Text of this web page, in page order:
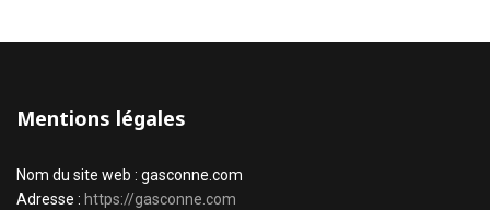
Mentions légales
Nom du site web : gasconne.com
Adresse : https://gasconne.com